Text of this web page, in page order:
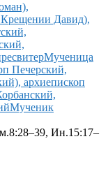
Крещении Давид),
Мученица
Печерский,
архиепископ
Мученик
Ин.15:17–